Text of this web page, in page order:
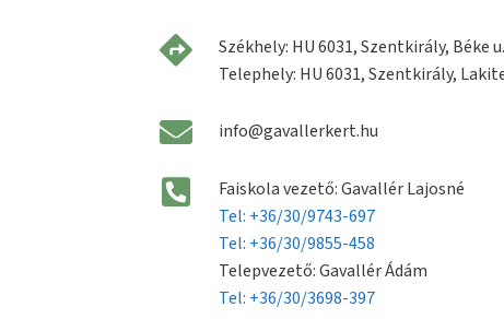
Székhely: HU 6031, Szentkirály, Béke
Telephely: HU 6031, Szentkirály,
info@gavallerkert.hu
Faiskola vezető: Gavallér Lajosné
Tel: +36/30/9743-697
Tel: +36/30/9855-458
Telepvezető: Gavallér Ádám
Tel: +36/30/3698-397